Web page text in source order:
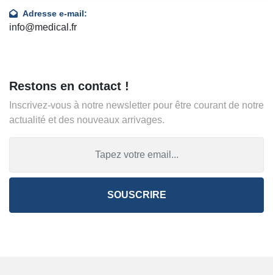
Adresse e-mail:
info@medical.fr
Restons en contact !
Inscrivez-vous à notre newsletter pour être courant de notre
actualité et des nouveaux arrivages.
SOUSCRIRE